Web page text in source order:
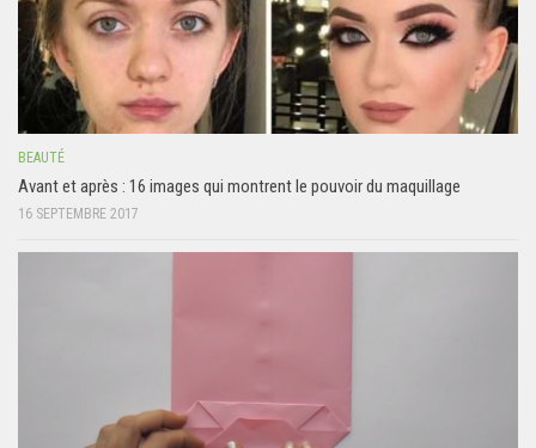
BEAUTÉ
Avant et après : 16 images qui montrent le pouvoir du maquillage
16 SEPTEMBRE 2017